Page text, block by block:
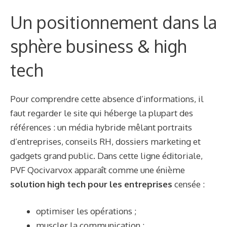
Un positionnement dans la
sphère business & high
tech
Pour comprendre cette absence d’informations, il
faut regarder le site qui héberge la plupart des
références : un média hybride mêlant portraits
d’entreprises, conseils RH, dossiers marketing et
gadgets grand public. Dans cette ligne éditoriale,
PVF Qocivarvox apparaît comme une énième
solution high tech pour les entreprises censée :
optimiser les opérations ;